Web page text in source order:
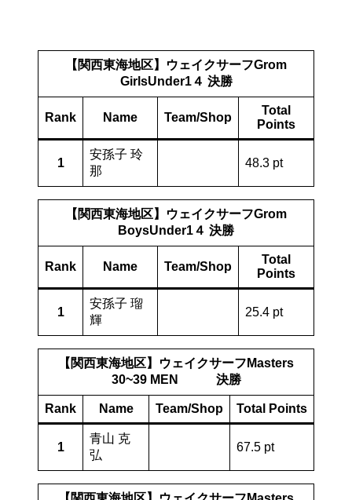
【関西東海地区】ウェイクサーフGrom
GirlsUnder1４ 決勝
Rank Name Team/Shop
Total
Points
1
安孫子 玲
那
48.3 pt
【関西東海地区】ウェイクサーフGrom
BoysUnder1４ 決勝
Rank Name Team/Shop
Total
Points
1
安孫子 瑠
輝
25.4 pt
【関西東海地区】ウェイクサーフMasters
30~39 MEN 決勝
Rank Name Team/Shop Total Points
1
青山 克
弘
67.5 pt